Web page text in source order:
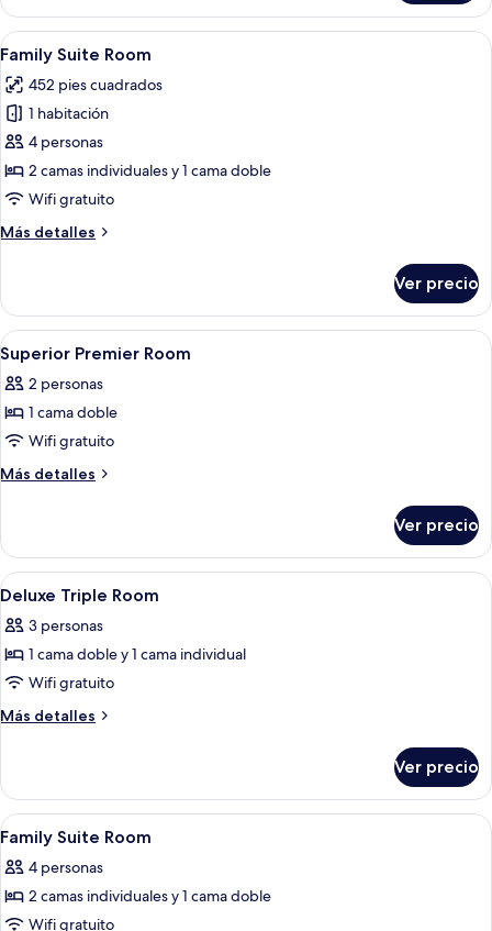
triple
Deluxe
Abrir
todas
las
fotos
de
Family
Suite
Cortinas blackout, wifi gratis y ropa
9
Family Suite Room
452 pies cuadrados
1 habitación
4 personas
2 camas individuales y 1 cama doble
Wifi gratuito
Más detalles
Más
Suite
Room
Ver precio
Abrir
todas
las
fotos
de
Superior
Cortinas blackout, wifi gratis y ropa
5
Superior Premier Room
2 personas
1 cama doble
Wifi gratuito
Más detalles
Más
Premier
Room
Ver precio
Abrir
todas
las
fotos
de
Deluxe
Cortinas blackout, wifi gratis y ropa
6
Deluxe Triple Room
3 personas
1 cama doble y 1 cama individual
Wifi gratuito
Más detalles
Más
Triple
Room
Ver precio
Abrir
todas
las
fotos
Cortinas blackout, wifi gratis y ropa
9
Family Suite Room
4 personas
2 camas individuales y 1 cama doble
Wifi gratuito